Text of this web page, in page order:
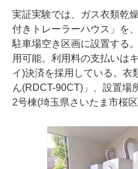
実証実験では、ガス衣類乾
付きトレーラーハウス」を
駐車場空き区画に設置する
用可能。利用料の支払いは
イ)決済を採用している。衣
ん(RDCT-90CT)」、設置場
2号棟(埼玉県さいたま市桜